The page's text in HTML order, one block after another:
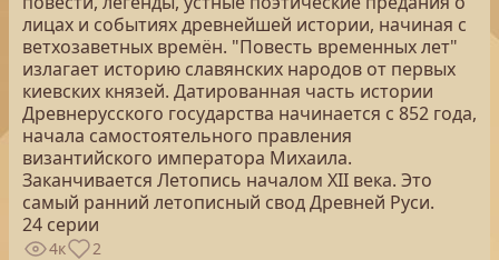
лицах и событиях древнейшей истории, начиная с
ветхозаветных времён. "Повесть временных лет"
излагает историю славянских народов от первых
киевских князей. Датированная часть истории
Древнерусского государства начинается с 852 года,
начала самостоятельного правления
византийского императора Михаила.
Заканчивается Летопись началом XII века. Это
самый ранний летописный свод Древней Руси.
24 серии
4к 2